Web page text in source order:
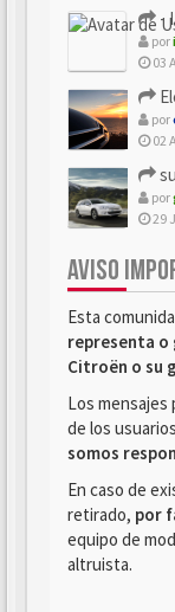
-
por
03
por
02
por
29
AVISO
Esta
representa o
Citroën o su
Los
de los
somos
En caso de
retirado, por
equipo de
altruista.